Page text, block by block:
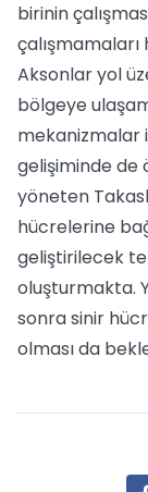
birinin
Aksonlar yol
bölgeye
mekanizmalar
gelişiminde de
yöneten
hücrelerine
geliştirilecek
oluşturmakta.
sonra sinir
olması da